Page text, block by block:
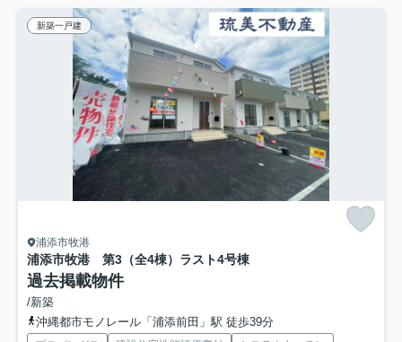
新築一戸建
浦添市牧港
浦添市牧港 第3（全4棟）ラスト4号棟
過去掲載物件
/新築
沖縄都市モノレール「浦添前田」駅 徒歩39分